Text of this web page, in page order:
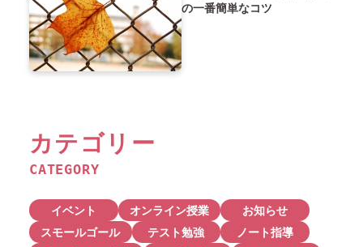
の一番簡単なコツ
カテゴリー
CATEGORY
イベント オンライン授業
お知らせ
スモールゴール
テスト勉強
ノート指導